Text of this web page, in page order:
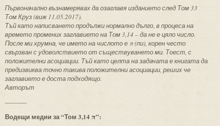
Първоначално възнамерявах да озаглавя изданието след Том 33
Том Круз (виж 11.05.2017).
Тъй като написването продължи нормално дълго, в процеса на
времето промених заглавието на Том 3,14 – да не е цяло число.
После ми хрумна, че името на числото е π (пи), корен често
свързван с удоволствието от съществуването ми. Тоест, с
положителни асоциации. Тъй като целта на задачата е книгата да
предизвиква точно такива положителни асоциации, реших че
заглавието е доста подходящо.
Авторът
-----------
Водещи медии за “Том 3,14 π”: